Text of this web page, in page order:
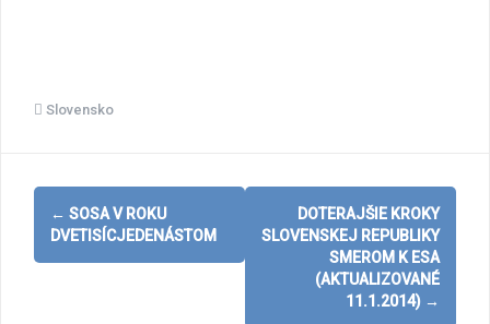
Slovensko
Post
navigation
← SOSA V ROKU
DVETISÍCJEDENÁSTOM
DOTERAJŠIE KROKY
SLOVENSKEJ REPUBLIKY
SMEROM K ESA
(AKTUALIZOVANÉ
11.1.2014) →